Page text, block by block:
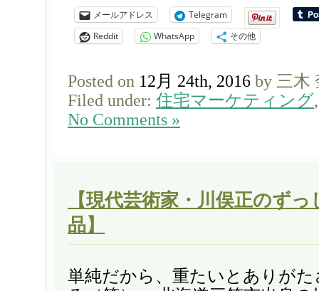
メールアドレス
Telegram
Reddit
WhatsApp その他
Posted on 12月 24th, 2016 by 三木
Filed under: 住宅マーケティング
No Comments »
【現代芸術家・川俣正のず
品】
単純だから、重たいとありが